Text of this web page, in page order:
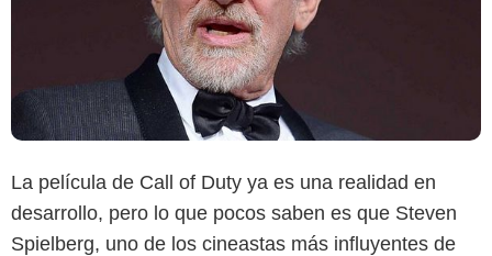
La película de Call of Duty ya es una realidad en
desarrollo, pero lo que pocos saben es que Steven
Spielberg, uno de los cineastas más influyentes de